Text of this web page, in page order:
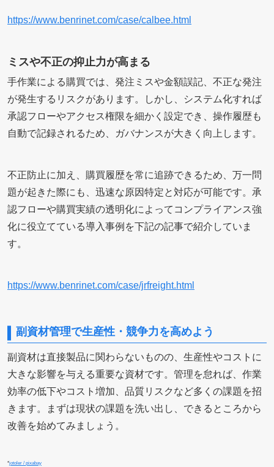
https://www.benrinet.com/case/calbee.html
ミスや不正の抑止力が高まる
手作業による購買では、発注ミスや金額誤記、不正な発注
が発生するリスクがあります。しかし、システム化すれば
承認フローやアクセス権限を細かく設定でき、操作履歴も
自動で記録されるため、ガバナンスが大きく向上します。
不正防止に加え、購買履歴を常に追跡できるため、万一問
題が起きた際にも、迅速な原因特定と対応が可能です。承
認フローや購買実績の透明化によってコンプライアンス強
化に役立てている導入事例を下記の記事で紹介していま
す。
https://www.benrinet.com/case/jrfreight.html
副資材管理で生産性・競争力を高めよう
副資材は直接製品に関わらないものの、生産性やコストに
大きな影響を与える重要な資材です。管理を怠れば、作業
効率の低下やコスト増加、品質リスクなど多くの課題を招
きます。まずは現状の課題を洗い出し、できるところから
改善を始めてみましょう。
*jotoler / pixabay